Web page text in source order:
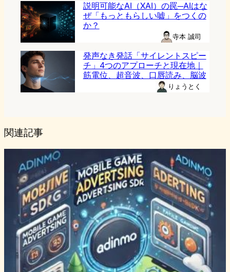
説明可能なAI（XAI）の罠─AIはな
ぜ「もっともらしい嘘」をつくの
か？
寺本 誠司
発声なき発話「サイレントスピー
チ」4つのアプローチと現在地｜
筋電位、超音波、口唇読み、脳波
りょうとく
関連記事